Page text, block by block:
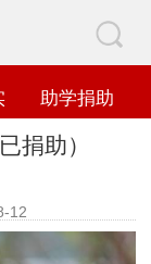
助学捐助
捐助）
12